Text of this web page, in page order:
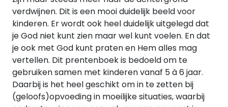
verdwijnen. Dit is een mooi duidelijk beeld voor
kinderen. Er wordt ook heel duidelijk uitgelegd dat
je God niet kunt zien maar wel kunt voelen. En dat
je ook met God kunt praten en Hem alles mag
vertellen. Dit prentenboek is bedoeld om te
gebruiken samen met kinderen vanaf 5 à 6 jaar.
Daarbij is het heel geschikt om in te zetten bij
(geloofs)opvoeding in moeilijke situaties, waarbij